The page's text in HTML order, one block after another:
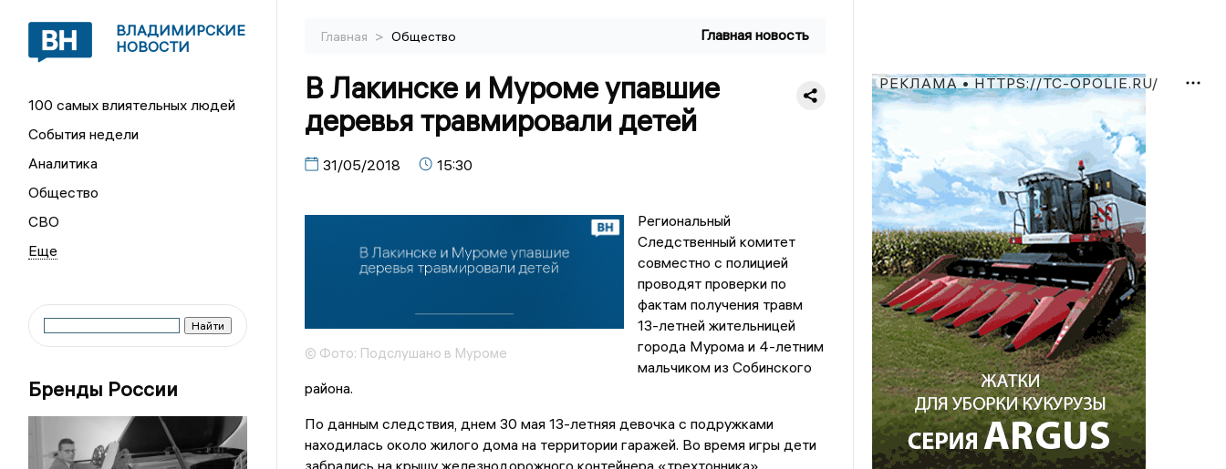
ВЛАДИМИРСКИЕ
НОВОСТИ
100 самых влиятельных людей
События недели
Аналитика
Общество
СВО
Бренды России
Главная > Общество Главная новость
В Лакинске и Муроме упавшие
деревья травмировали детей
31/05/2018 15:30
© Фото: Подслушано в Муроме
Региональный
Следственный комитет
совместно с полицией
проводят проверки по
фактам получения травм
13-летней жительницей
города Мурома и 4-летним
мальчиком из Собинского
района.
По данным следствия, днем 30 мая 13-летняя девочка с подружками
находилась около жилого дома на территории гаражей. Во время игры дети
РЕКЛАМА • HTTPS://TC-OPOLIE.RU/